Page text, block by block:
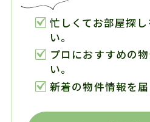
忙しくてお部屋探
い。
プロにおすすめの
い。
新着の物件情報を届